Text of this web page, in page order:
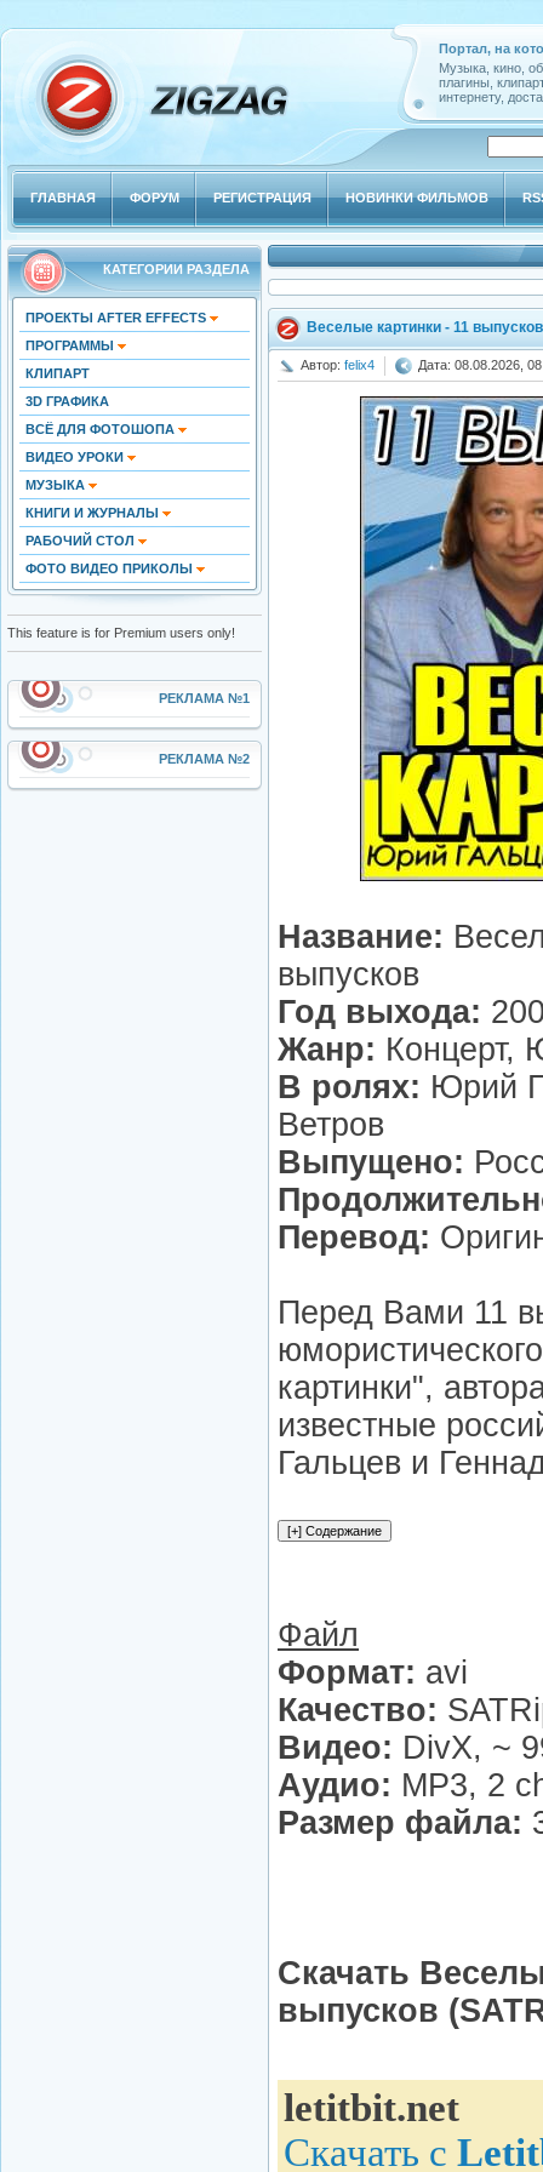
Портал, на
Музыка, кино,
плагины,
интернету,
ГЛАВНАЯ ФОРУМ РЕГИСТРАЦИЯ НОВИНКИ ФИЛЬМОВ
КАТЕГОРИИ РАЗДЕЛА
ПРОЕКТЫ AFTER EFFECTS
ПРОГРАММЫ
КЛИПАРТ
3D ГРАФИКА
ВСЁ ДЛЯ ФОТОШОПА
ВИДЕО УРОКИ
МУЗЫКА
КНИГИ И ЖУРНАЛЫ
РАБОЧИЙ СТОЛ
ФОТО ВИДЕО ПРИКОЛЫ
This feature is for Premium users only!
РЕКЛАМА №1
РЕКЛАМА №2
Веселые картинки - 11
Автор: felix4 Дата: 08.08.2026,
Название:
выпусков
Год выхода:
Жанр: Концерт,
В ролях: Юрий
Ветров
Выпущено:
Перевод:
Перед Вами 11
картинки",
известные
Гальцев и
Файл
Формат: avi
Качество:
Видео: DivX, ~
Аудио: MP3, 2
Размер файла:
Скачать
выпусков
letitbit.net
Скачать с